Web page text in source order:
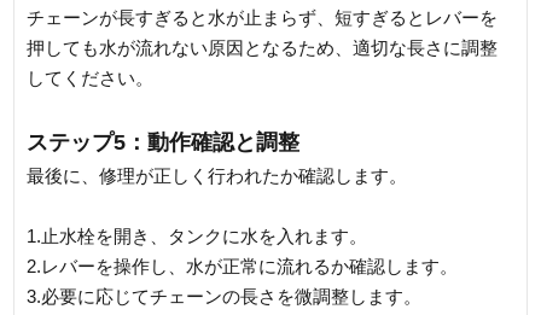
チェーンが長すぎると水が止まらず、短すぎるとレバーを
押しても水が流れない原因となるため、適切な長さに調整
してください。
ステップ5：動作確認と調整
最後に、修理が正しく行われたか確認します。
1.止水栓を開き、タンクに水を入れます。
2.レバーを操作し、水が正常に流れるか確認します。
3.必要に応じてチェーンの長さを微調整します。